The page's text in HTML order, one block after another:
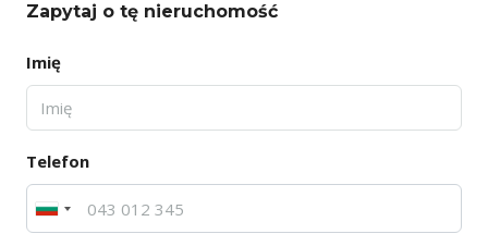
Zapytaj o tę nieruchomość
Imię
Telefon